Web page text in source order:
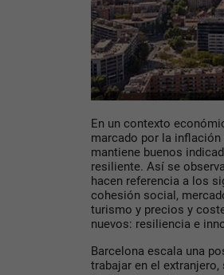
En un contexto
marcado por la
mantiene buenos
resiliente. Así se
hacen referencia a los
cohesión social,
turismo y precios y
nuevos: resiliencia e
Barcelona escala una
trabajar en el